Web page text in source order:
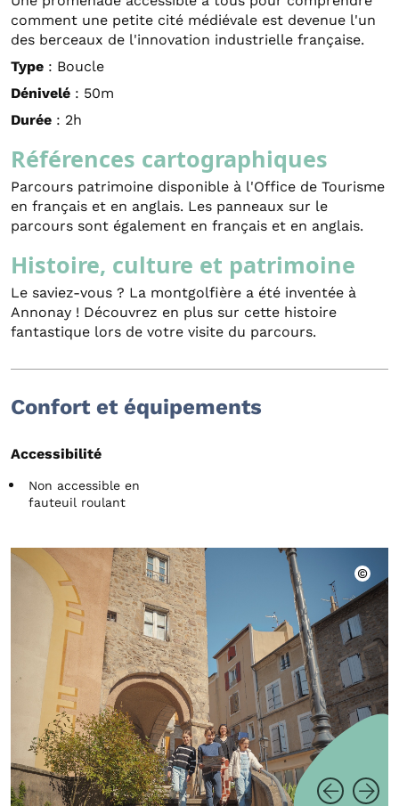
comment une petite cité médiévale est devenue l'un
des berceaux de l'innovation industrielle française.
Type : Boucle
Dénivelé : 50m
Durée : 2h
Références cartographiques
Parcours patrimoine disponible à l'Office de Tourisme
en français et en anglais. Les panneaux sur le
parcours sont également en français et en anglais.
Histoire, culture et patrimoine
Le saviez-vous ? La montgolfière a été inventée à
Annonay ! Découvrez en plus sur cette histoire
fantastique lors de votre visite du parcours.
Confort et équipements
Accessibilité
Non accessible en
fauteuil roulant